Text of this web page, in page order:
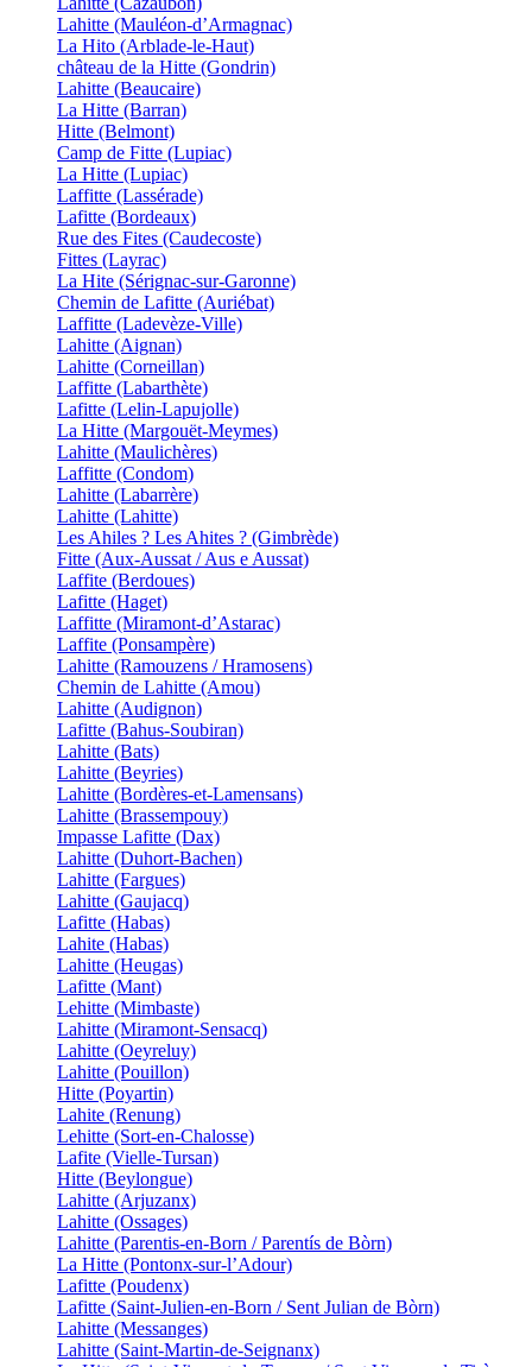
Lahitte (Mauléon-d’Armagnac)
La Hito (Arblade-le-Haut)
château de la Hitte (Gondrin)
Lahitte (Beaucaire)
La Hitte (Barran)
Hitte (Belmont)
Camp de Fitte (Lupiac)
La Hitte (Lupiac)
Laffitte (Lassérade)
Lafitte (Bordeaux)
Rue des Fites (Caudecoste)
Fittes (Layrac)
La Hite (Sérignac-sur-Garonne)
Chemin de Lafitte (Auriébat)
Laffitte (Ladevèze-Ville)
Lahitte (Aignan)
Lahitte (Corneillan)
Laffitte (Labarthète)
Lafitte (Lelin-Lapujolle)
La Hitte (Margouët-Meymes)
Lahitte (Maulichères)
Laffitte (Condom)
Lahitte (Labarrère)
Lahitte (Lahitte)
Les Ahiles ? Les Ahites ? (Gimbrède)
Fitte (Aux-Aussat / Aus e Aussat)
Laffite (Berdoues)
Lafitte (Haget)
Laffitte (Miramont-d’Astarac)
Laffite (Ponsampère)
Lahitte (Ramouzens / Hramosens)
Chemin de Lahitte (Amou)
Lahitte (Audignon)
Lafitte (Bahus-Soubiran)
Lahitte (Bats)
Lahitte (Beyries)
Lahitte (Bordères-et-Lamensans)
Lahitte (Brassempouy)
Impasse Lafitte (Dax)
Lahitte (Duhort-Bachen)
Lahitte (Fargues)
Lahitte (Gaujacq)
Lafitte (Habas)
Lahite (Habas)
Lahitte (Heugas)
Lafitte (Mant)
Lehitte (Mimbaste)
Lahitte (Miramont-Sensacq)
Lahitte (Oeyreluy)
Lahitte (Pouillon)
Hitte (Poyartin)
Lahite (Renung)
Lehitte (Sort-en-Chalosse)
Lafite (Vielle-Tursan)
Hitte (Beylongue)
Lahitte (Arjuzanx)
Lahitte (Ossages)
Lahitte (Parentis-en-Born / Parentís de Bòrn)
La Hitte (Pontonx-sur-l’Adour)
Lafitte (Poudenx)
Lafitte (Saint-Julien-en-Born / Sent Julian de Bòrn)
Lahitte (Messanges)
Lahitte (Saint-Martin-de-Seignanx)